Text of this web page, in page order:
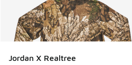
Jordan X Realtree